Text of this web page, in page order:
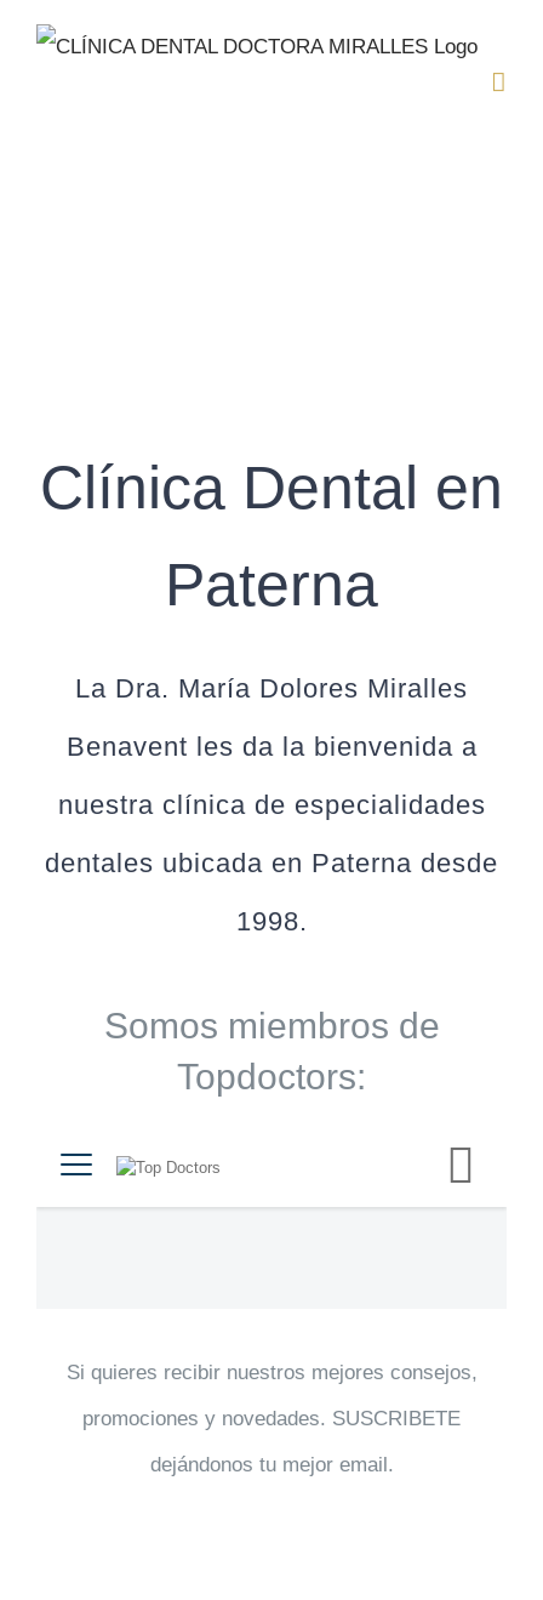
Saltar
Clínica Dental en
Paterna
La Dra. María Dolores Miralles
Benavent les da la bienvenida a
nuestra clínica de especialidades
dentales ubicada en Paterna desde
1998.
Somos miembros de
Topdoctors:
Si quieres recibir nuestros mejores consejos,
promociones y novedades. SUSCRIBETE
dejándonos tu mejor email.